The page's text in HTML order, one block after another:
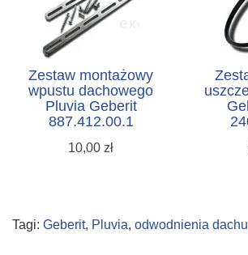
Zestaw montażowy
wpustu dachowego
Pluvia Geberit
887.412.00.1
10,00 zł
Tagi: Geberit, Pluvia, odwodnienia dachu